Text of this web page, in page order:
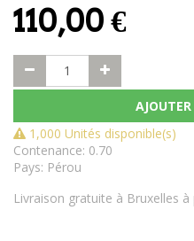
110,00€
1,000 Unités disponible(s)
Contenance: 0.70
Pays: Pérou
Livraison gratuite à Bruxelles